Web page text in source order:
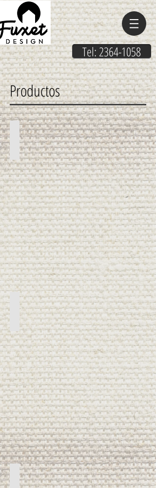
Tel: 2364-1058
Productos
Cortinas
Roller
Exterior